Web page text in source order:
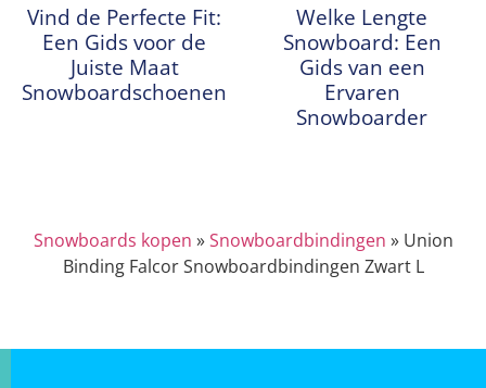
Vind de Perfecte Fit:
Een Gids voor de
Juiste Maat
Snowboardschoenen
Welke Lengte
Snowboard: Een
Gids van een
Ervaren
Snowboarder
Snowboards kopen »Snowboardbindingen » Union
Binding Falcor Snowboardbindingen Zwart L